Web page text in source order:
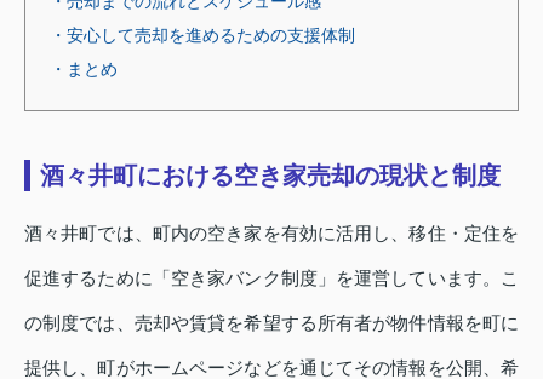
・安心して売却を進めるための支援体制
・まとめ
酒々井町における空き家売却の現状と制度
酒々井町では、町内の空き家を有効に活用し、移住・定住を
促進するために「空き家バンク制度」を運営しています。こ
の制度では、売却や賃貸を希望する所有者が物件情報を町に
提供し、町がホームページなどを通じてその情報を公開、希